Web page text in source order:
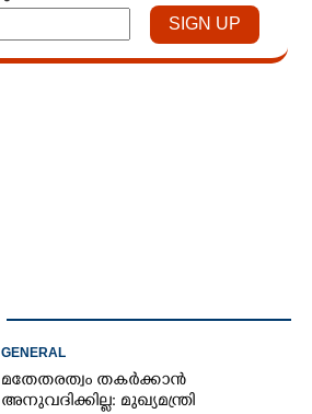
GENERAL
മതേതരത്വം തകർക്കാൻ
അനുവദിക്കില്ല: മുഖ്യമന്ത്രി